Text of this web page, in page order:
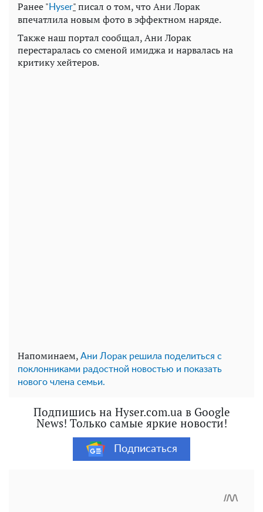
Ранее " Нyser"писал о том, что Ани Лорак
впечатлила новым фото в эффектном наряде.
Также наш портал сообщал, Ани Лорак
перестаралась со сменой имиджа и нарвалась на
критику хейтеров.
Напоминаем, Ани Лорак решила поделиться с
поклонниками радостной новостью и показать
нового члена семьи.
Подпишись на Hyser.com.ua в Google
News! Только самые яркие новости!
Подписаться